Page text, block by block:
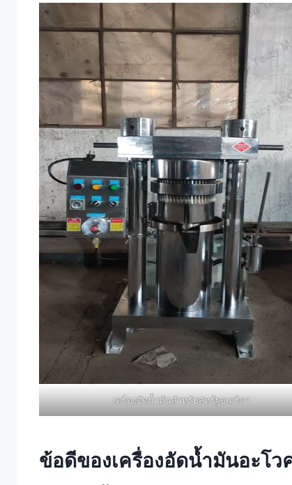
เครื่องอัดน้ำมันสำหรับสหรัฐอเมริกา
ข้อดีของเครื่องอัดน้ำมันอะโว